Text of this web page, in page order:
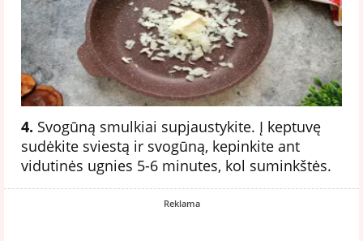
4. Svogūną smulkiai supjaustykite. Į keptuvę
sudėkite sviestą ir svogūną, kepinkite ant
vidutinės ugnies 5-6 minutes, kol suminkštės.
Reklama